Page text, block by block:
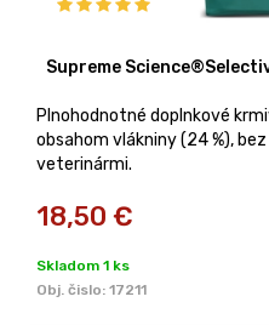
Supreme
Plnohodnotné doplnkové
obsahom vlákniny (24 %),
veterinármi.
18,50 €
Skladom 1 ks
Obj. čislo: 17211